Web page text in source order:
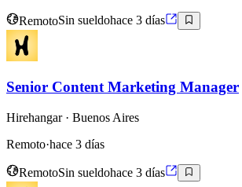
RemotoSin sueldohace 3 días
Senior Content Marketing Manager
Hirehangar· Buenos Aires
Remoto·hace 3 días
RemotoSin sueldohace 3 días